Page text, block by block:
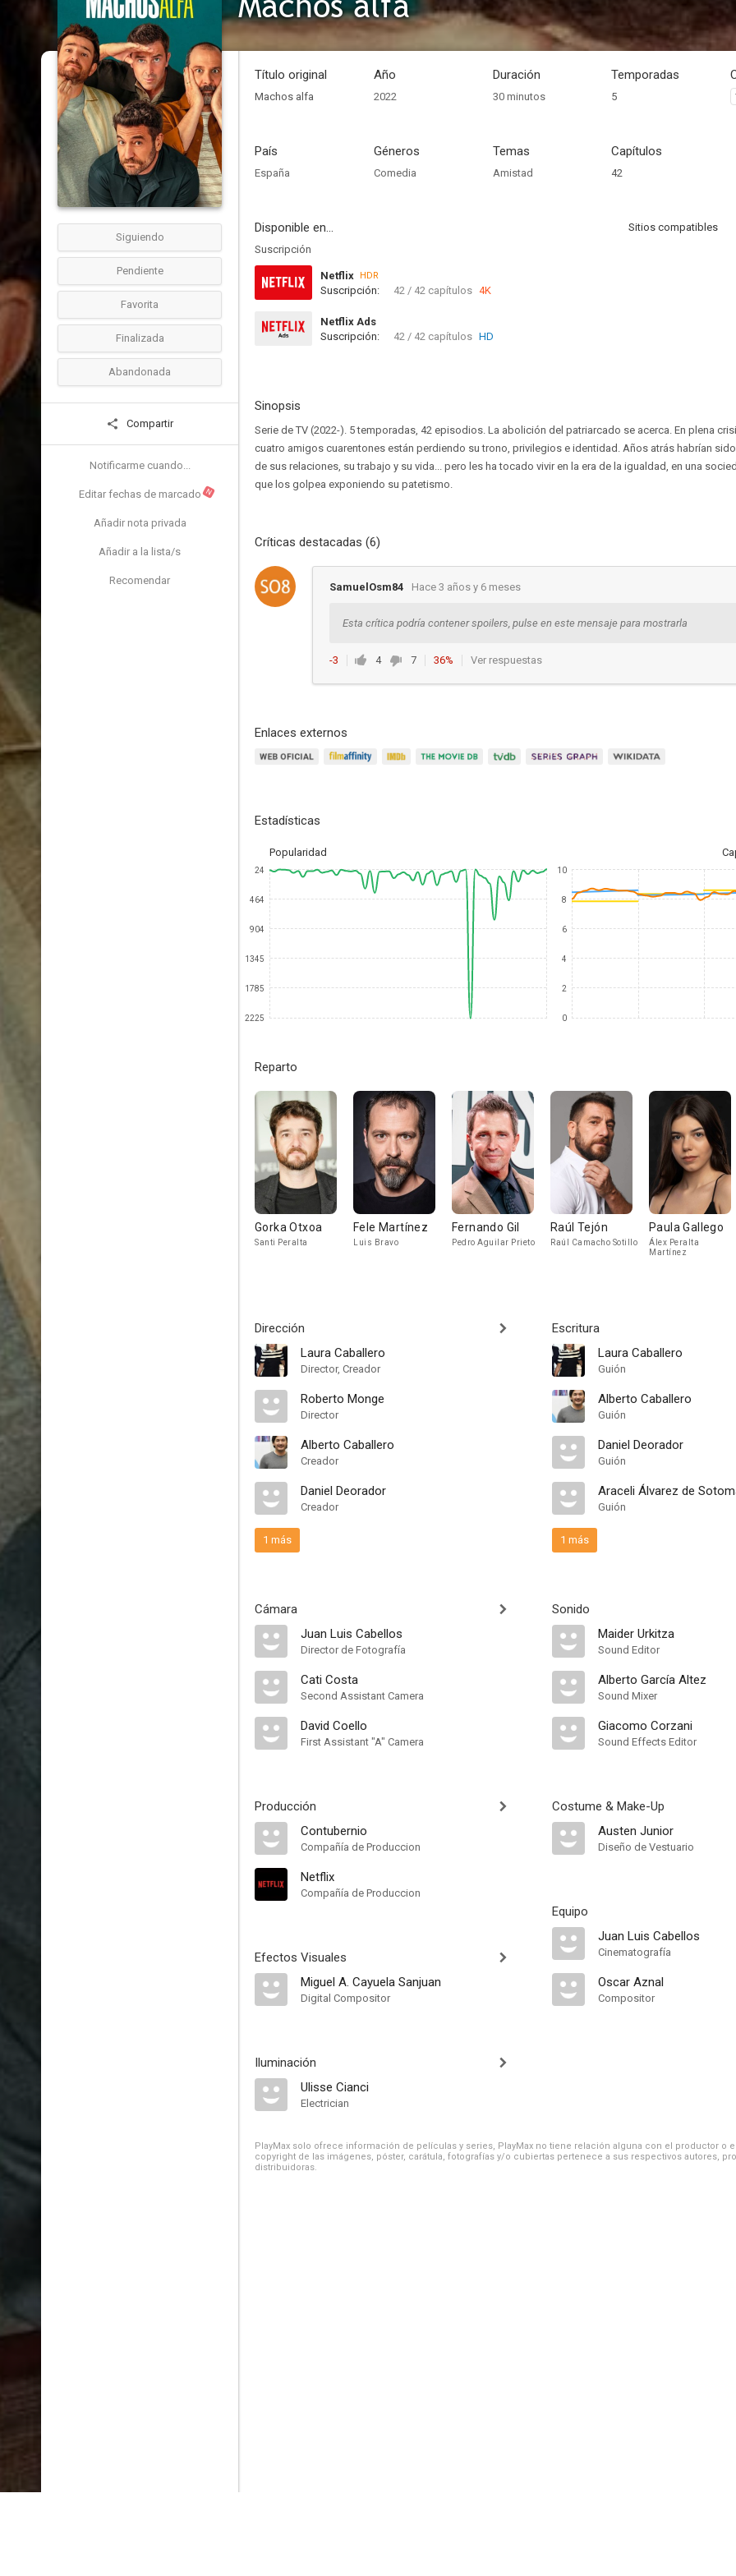
Siguiendo
Pendiente
Favorita
Finalizada
Abandonada
Compartir
Notificarme cuando...
Editar fechas de marcado N
Añadir nota privada
Añadir a la lista/s
Recomendar
Título original
Machos alfa
Año
2022
Duración
30 minutos
Temporadas
5
País
España
Géneros
Comedia
Temas
Amistad
Capítulos
42
Disponible en...
Sitios compatibles
Suscripción
Netflix HDR
Suscripción: 42 / 42 capítulos 4K
Netflix Ads
Suscripción:
42 / 42 capítulos HD
Sinopsis
Serie de TV (2022-). 5 temporadas, 42 episodios. La abolición del patriarcado se acerca. En plena
cuatro amigos cuarentones están perdiendo su trono, privilegios e identidad. Años atrás habrían
de sus relaciones, su trabajo y su vida... pero les ha tocado vivir en la era de la igualdad, en una
que los golpea exponiendo su patetismo.
Críticas destacadas (6)
SamuelOsm84 Hace 3 años y 6 meses
Esta crítica podría contener spoilers, pulse en este mensaje para mostrarla
-3 4 7 36% Ver respuestas
Enlaces externos
Estadísticas
Popularidad
24
464
904
1345
1785
2225
10
8
6
4
2
0
Reparto
Gorka Otxoa
Santi Peralta
Fele Martínez
Luis Bravo
Fernando Gil
Pedro Aguilar Prieto
Raúl Tejón
Raúl Camacho Sotillo
Paula Gallego
Álex Peralta
Martínez
Dirección
Laura Caballero
Director, Creador
Roberto Monge
Director
Alberto Caballero
Creador
Daniel Deorador
Creador
1 más
Cámara
Juan Luis Cabellos
Director de Fotografía
Cati Costa
Second Assistant Camera
David Coello
First Assistant "A" Camera
Producción
Contubernio
Compañía de Produccion
Netflix
Compañía de Produccion
Efectos Visuales
Miguel A. Cayuela Sanjuan
Digital Compositor
Iluminación
Ulisse Cianci
Electrician
Escritura
Laura Caballero
Guión
Alberto Caballero
Guión
Daniel Deorador
Guión
Araceli Álvarez de
Guión
1 más
Sonido
Maider Urkitza
Sound Editor
Alberto García Altez
Sound Mixer
Giacomo Corzani
Sound Effects Editor
Costume & Make-Up
Austen Junior
Diseño de Vestuario
Equipo
Juan Luis Cabellos
Cinematografía
Oscar Aznal
Compositor
PlayMax solo ofrece información de películas y series, PlayMax no tiene relación alguna con el productor o
copyright de las imágenes, póster, carátula, fotografías y/o cubiertas pertenece a sus respectivos autores,
distribuidoras.